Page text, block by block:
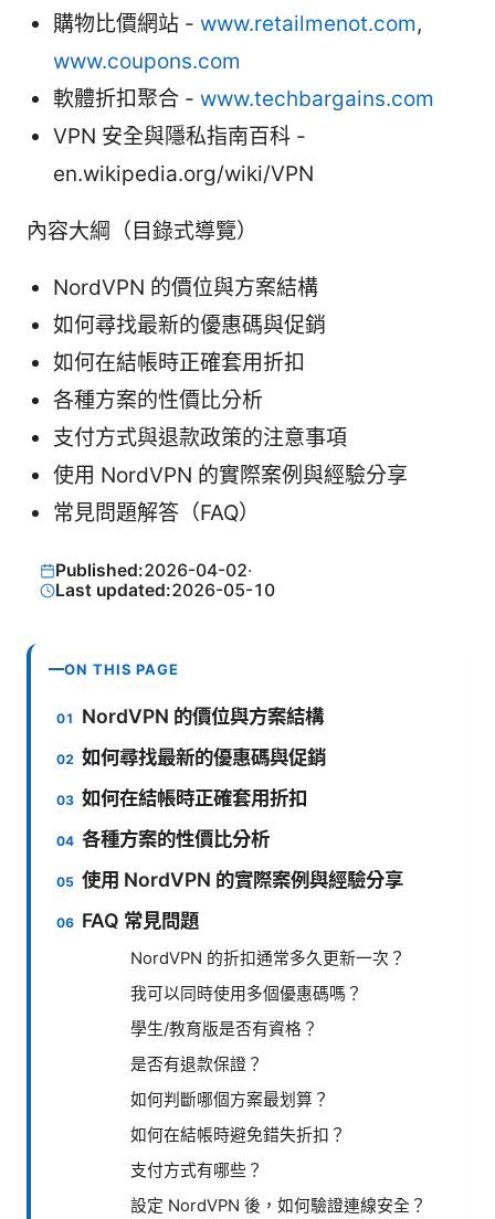
購物比價網站 - www.retailmenot.com,
www.coupons.com
軟體折扣聚合 - www.techbargains.com
VPN 安全與隱私指南百科 -
en.wikipedia.org/wiki/VPN
內容大綱（目錄式導覽）
NordVPN 的價位與方案結構
如何尋找最新的優惠碼與促銷
如何在結帳時正確套用折扣
各種方案的性價比分析
支付方式與退款政策的注意事項
使用 NordVPN 的實際案例與經驗分享
常見問題解答（FAQ）
Published:2026-04-02·
Last updated:2026-05-10
ON THIS PAGE
NordVPN 的價位與方案結構
如何尋找最新的優惠碼與促銷
如何在結帳時正確套用折扣
各種方案的性價比分析
使用 NordVPN 的實際案例與經驗分享
FAQ 常見問題
NordVPN 的折扣通常多久更新一次？
我可以同時使用多個優惠碼嗎？
學生/教育版是否有資格？
是否有退款保證？
如何判斷哪個方案最划算？
如何在結帳時避免錯失折扣？
支付方式有哪些？
設定 NordVPN 後，如何驗證連線安全？